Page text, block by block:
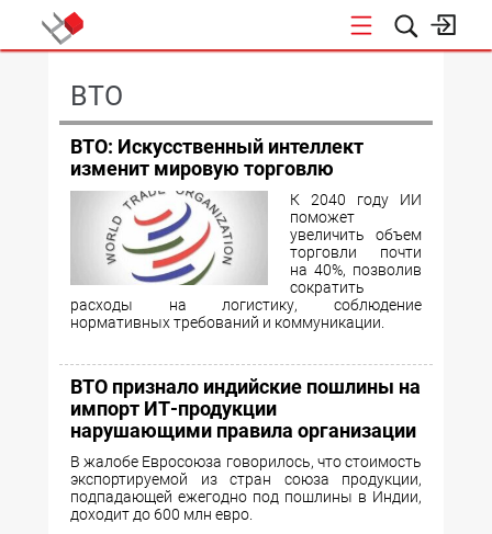
ВТО
ВТО: Искусственный интеллект
изменит мировую торговлю
К 2040 году ИИ
поможет
увеличить объем
торговли почти
на 40%, позволив
сократить
расходы на логистику, соблюдение
нормативных требований и коммуникации.
ВТО признало индийские пошлины на
импорт ИТ-продукции
нарушающими правила организации
В жалобе Евросоюза говорилось, что стоимость
экспортируемой из стран союза продукции,
подпадающей ежегодно под пошлины в Индии,
доходит до 600 млн евро.